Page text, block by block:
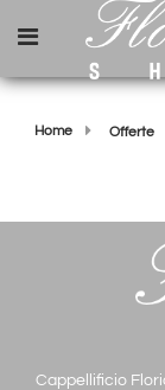
Open menu
Home Offerte
Cappellificio